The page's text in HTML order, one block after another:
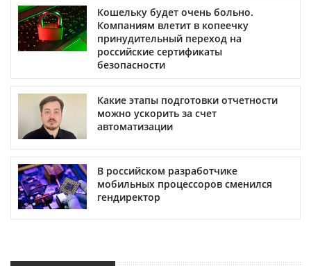
Кошельку будет очень больно.
Компаниям влетит в копеечку
принудительный переход на
российские сертификаты
безопасности
Какие этапы подготовки отчетности
можно ускорить за счет
автоматизации
В российском разработчике
мобильных процессоров сменился
гендиректор